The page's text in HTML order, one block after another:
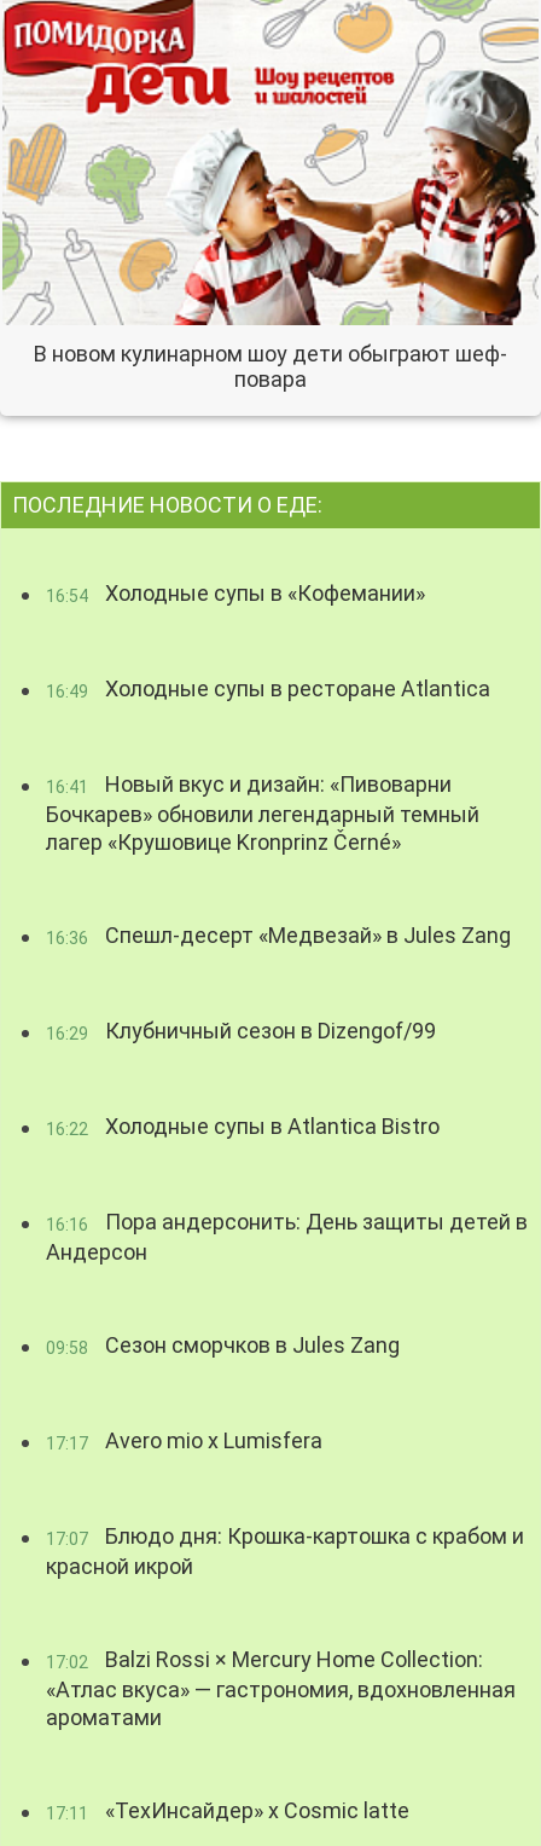
В новом кулинарном шоу дети обыграют шеф-
повара
ПОСЛЕДНИЕ НОВОСТИ О ЕДЕ:
16:54 Холодные супы в «Кофемании»
16:49 Холодные супы в ресторане Atlantica
16:41
Новый вкус и дизайн: «Пивоварни
Бочкарев» обновили легендарный темный
лагер «Крушовице Kronprinz Černé»
16:36 Спешл-десерт «Медвезай» в Jules Zang
16:29 Клубничный сезон в Dizengof/99
16:22 Холодные супы в Atlantica Bistro
16:16
Пора андерсонить: День защиты детей в
Андерсон
09:58 Сезон сморчков в Jules Zang
17:17 Avero mio x Lumisfera
17:07
Блюдо дня: Крошка-картошка с крабом и
красной икрой
17:02
Balzi Rossi × Mercury Home Collection:
«Атлас вкуса» — гастрономия, вдохновленная
ароматами
17:11 «ТехИнсайдер» х Cosmic latte